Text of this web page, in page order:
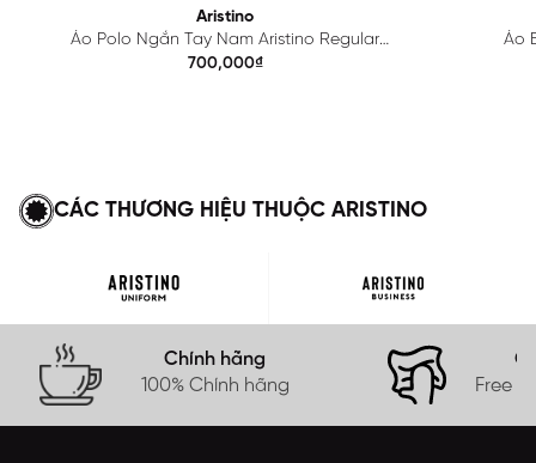
Aristino
Áo Polo Ngắn Tay Nam Aristino Regular
APS615EDP01
700,000₫
Áo
CÁC THƯƠNG HIỆU THUỘC ARISTINO
Chính hãng
100% Chính hãng
Free